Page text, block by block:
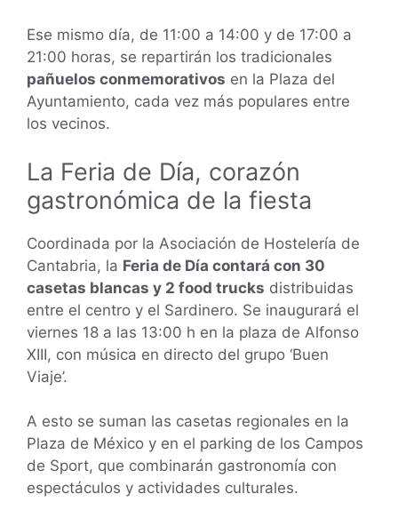
Ese mismo día, de 11:00 a 14:00 y de 17:00 a
21:00 horas, se repartirán los tradicionales
pañuelos conmemorativos en la Plaza del
Ayuntamiento, cada vez más populares entre
los vecinos.
La Feria de Día, corazón
gastronómica de la fiesta
Coordinada por la Asociación de Hostelería de
Cantabria, la Feria de Día contará con 30
casetas blancas y 2 food trucks distribuidas
entre el centro y el Sardinero. Se inaugurará el
viernes 18 a las 13:00 h en la plaza de Alfonso
XIII, con música en directo del grupo ‘Buen
Viaje’.
A esto se suman las casetas regionales en la
Plaza de México y en el parking de los Campos
de Sport, que combinarán gastronomía con
espectáculos y actividades culturales.